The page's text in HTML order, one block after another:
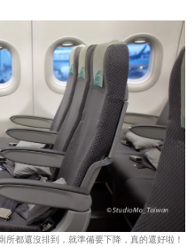
都還沒排到，就準備要下降，真的還好啦！